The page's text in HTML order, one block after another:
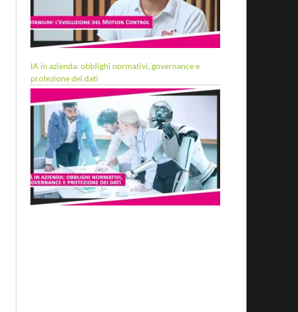
IA in azienda: obblighi normativi, governance e
protezione dei dati